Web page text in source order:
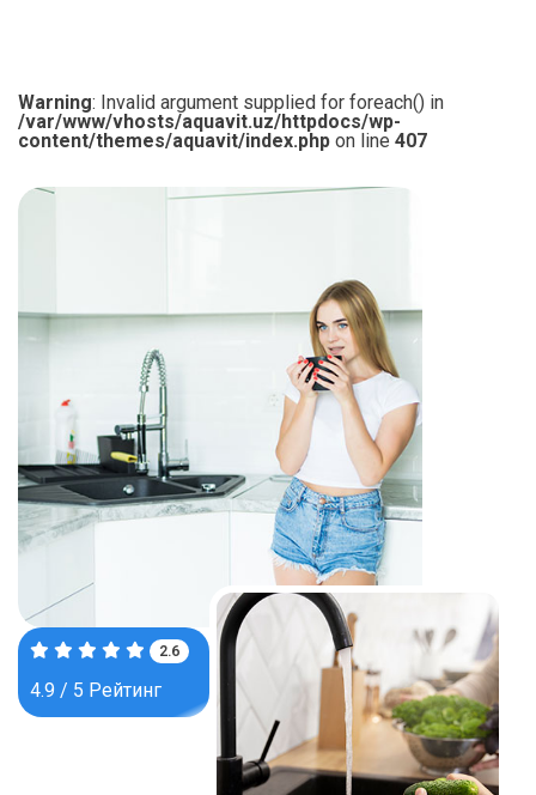
Warning: Invalid argument supplied for foreach() in
/var/www/vhosts/aquavit.uz/httpdocs/wp-
content/themes/aquavit/index.php on line 407
4.0
4.9 / 5 Рейтинг